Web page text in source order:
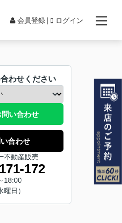
会員登録 ログイン
わせください
い合わせ
合わせ
不動産販売
172
18:00
曜日）